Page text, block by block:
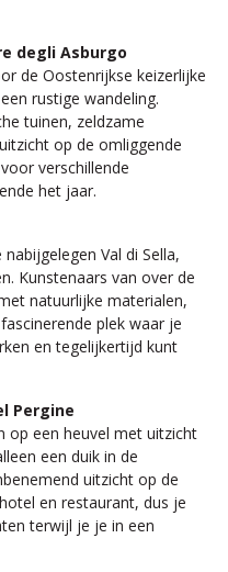
degli Asburgo
de Oostenrijkse keizerlijke
rustige wandeling.
tuinen, zeldzame
op de omliggende
verschillende
het jaar.
Val di Sella,
Kunstenaars van over de
natuurlijke materialen,
plek waar je
en tegelijkertijd kunt
Pergine
op een heuvel met uitzicht
een duik in de
uitzicht op de
en restaurant, dus je
terwijl je je in een